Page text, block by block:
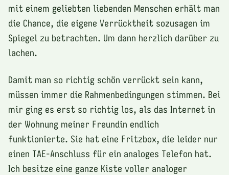
mit einem geliebten liebenden Menschen erhält man
die Chance, die eigene Verrücktheit sozusagen im
Spiegel zu betrachten. Um dann herzlich darüber zu
lachen.
Damit man so richtig schön verrückt sein kann,
müssen immer die Rahmenbedingungen stimmen. Bei
mir ging es erst so richtig los, als das Internet in
der Wohnung meiner Freundin endlich
funktionierte. Sie hat eine Fritzbox, die leider nur
einen TAE-Anschluss für ein analoges Telefon hat.
Ich besitze eine ganze Kiste voller analoger